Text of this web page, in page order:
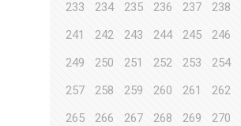
233
234 235 236 237 238
241
242 243 244 245 246
249
250 251 252 253 254
257
258 259 260 261 262
265
266 267 268 269 270